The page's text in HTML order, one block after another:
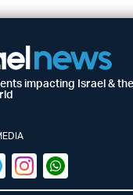
impacting Israel &
InstagramWhatsapp